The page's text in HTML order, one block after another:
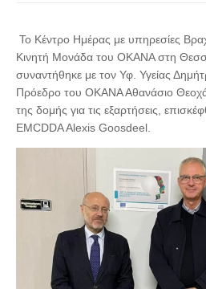
Το Κέντρο Ημέρας με υπηρεσίες
Κινητή Μονάδα του ΟΚΑΝΑ στη
συναντήθηκε με τον Υφ. Υγείας
Πρόεδρο του ΟΚΑΝΑ Αθανάσιο
της δομής για τις εξαρτήσεις,
EMCDDA Alexis Goosdeel.